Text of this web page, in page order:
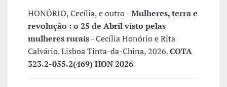
HONÓRIO, Cecília, e outro -Mulheres, terra e
revolução : o 25 de Abril visto pelas
mulheres rurais- Cecília Honório e Rita
Calvário. Lisboa Tinta-da-China, 2026.COTA
323.2-055.2(469) HON 2026